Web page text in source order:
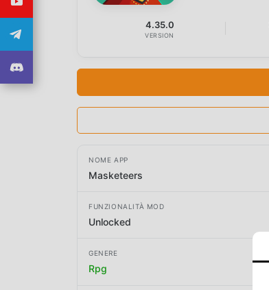
4.35.0
VERSION
NOME APP
Masketeers
FUNZIONALITÀ MOD
Unlocked
GENERE
Rpg